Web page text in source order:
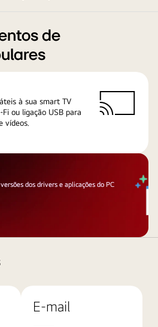
de
à sua smart TV
ou ligação USB para
vídeos.
dos drivers e aplicações do PC
E-mail